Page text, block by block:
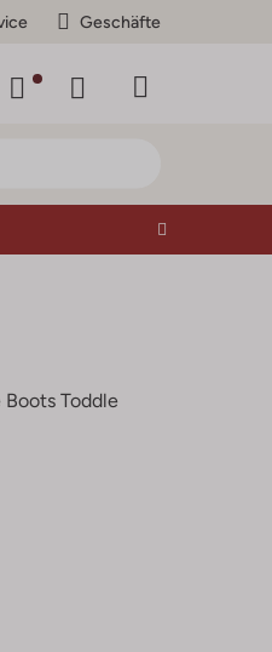
Geschäfte
Toddle